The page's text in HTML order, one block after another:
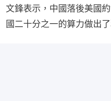
文鋒表示，中國落後美國
國二十分之一的算力做出